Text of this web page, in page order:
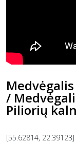
/
Piliorių
[55.62814, 22.39123]